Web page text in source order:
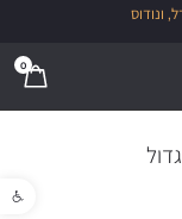
פתח
0
גדול